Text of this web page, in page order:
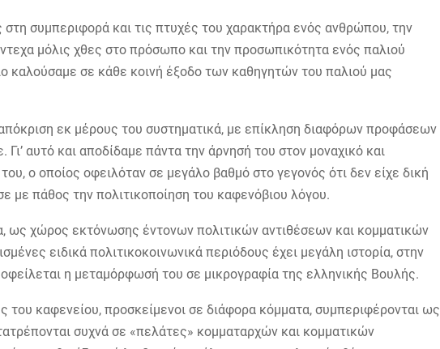
συμπεριφορά και τις πτυχές του χαρακτήρα ενός ανθρώπου, την
μόλις χθες στο πρόσωπο και την προσωπικότητα ενός παλιού
καλούσαμε σε κάθε κοινή έξοδο των καθηγητών του παλιού μας
εκ μέρους του συστηματικά, με επίκληση διαφόρων προφάσεων
αυτό και αποδίδαμε πάντα την άρνησή του στον μοναχικό και
ο οποίος οφειλόταν σε μεγάλο βαθμό στο γεγονός ότι δεν είχε δική
με πάθος την πολιτικοποίηση του καφενόβιου λόγου.
ως χώρος εκτόνωσης έντονων πολιτικών αντιθέσεων και κομματικών
ειδικά πολιτικοκοινωνικά περιόδους έχει μεγάλη ιστορία, στην
η μεταμόρφωσή του σε μικρογραφία της ελληνικής Βουλής.
του καφενείου, προσκείμενοι σε διάφορα κόμματα, συμπεριφέρονται ως
συχνά σε «πελάτες» κομματαρχών και κομματικών